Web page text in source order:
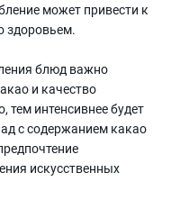
может привести к
здоровьем.
блюд важно
и качество
тем интенсивнее будет
с содержанием какао
искусственных